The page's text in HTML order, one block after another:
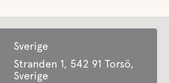
Sverige
Stranden 1, 542 91 Torsö,
Sverige